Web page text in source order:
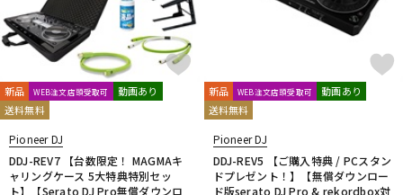
新品 WEB注文店頭受取可
動画あり
送料無料
Pioneer DJ
DDJ-REV7 【台数限定！ MAGMAキ
ャリングケース 5大特典特別セッ
ト】【Serato DJ Pro無償ダウンロ
新品 WEB注文店頭受取可
動画あり
送料無料
Pioneer DJ
DDJ-REV5 【ご購入特典 / PCスタン
ドプレゼント！】【無償ダウンロー
ド版serato DJ Pro & rekordbox対